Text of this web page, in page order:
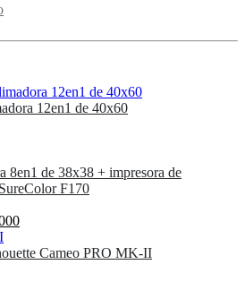
12en1 de 40x60
8en1 de 38x38 + impresora de
F170
El
actualCameo PRO MK-II